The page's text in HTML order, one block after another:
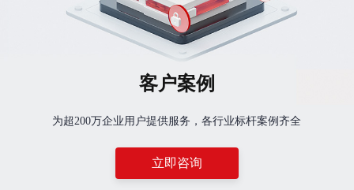
客户案例
为超200万企业用户提供服务，各行业标杆案例齐全
立即咨询